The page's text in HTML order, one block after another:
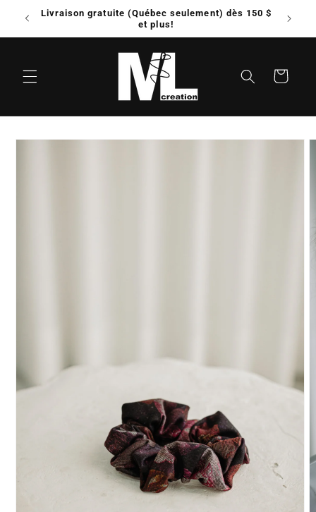
passer
contenu
Livraison gratuite (Québec seulement) dès 150 $
et plus!
Panier
Passer aux